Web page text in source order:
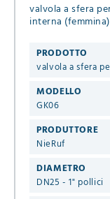
valvola a sfera
interna
PRODOTTO
valvola a sfera
MODELLO
GK06
PRODUTTORE
NieRuf
DIAMETRO
DN25 - 1" pollici